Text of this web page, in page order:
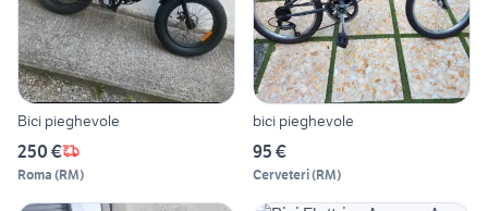
Bici pieghevole
250 €
Roma (RM)
bici pieghevole
95 €
Cerveteri(RM)